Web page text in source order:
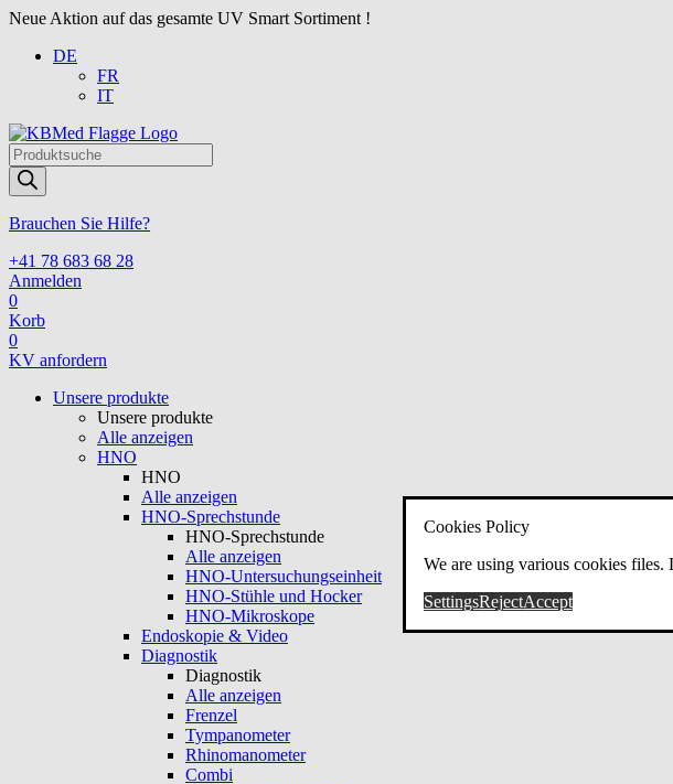
Neue Aktion auf das gesamte UV Smart Sortiment !
DE
FR
IT
Products
search
Brauchen Sie Hilfe?
+41 78 683 68 28
Anmelden
0
Korb
0
KV anfordern
Unsere produkte
Unsere produkte
Alle anzeigen
HNO
HNO
Alle anzeigen
HNO-Sprechstunde
HNO-Sprechstunde
Alle anzeigen
HNO-Untersuchungseinheit
HNO-Stühle und Hocker
HNO-Mikroskope
Endoskopie & Video
Diagnostik
Diagnostik
Alle anzeigen
Frenzel
Tympanometer
Rhinomanometer
Combi
Cookies Policy
We are using various cookies files.
SettingsRejectAccept